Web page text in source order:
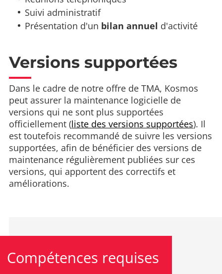
Suivi administratif
Présentation d'un bilan annuel d'activité
Versions supportées
Dans le cadre de notre offre de TMA, Kosmos
peut assurer la maintenance logicielle de
versions qui ne sont plus supportées
officiellement (liste des versions supportées). Il
est toutefois recommandé de suivre les versions
supportées, afin de bénéficier des versions de
maintenance régulièrement publiées sur ces
versions, qui apportent des correctifs et
améliorations.
Compétences requises